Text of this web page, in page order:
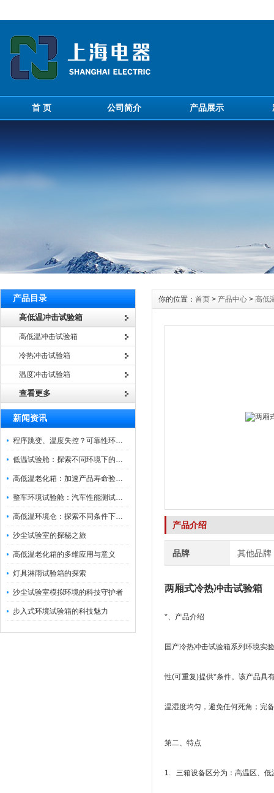
首 页 公司简介 产品展示
产品目录
高低温冲击试验箱
高低温冲击试验箱
冷热冲击试验箱
温度冲击试验箱
查看更多
新闻资讯
程序跳变、温度失控？可靠性环境试验箱控制系统故障处理
低温试验舱：探索不同环境下的科技边界
高低温老化箱：加速产品寿命验证的可靠伙伴
整车环境试验舱：汽车性能测试的设备
高低温环境仓：探索不同条件下的科学奥秘
沙尘试验室的探秘之旅
高低温老化箱的多维应用与意义
灯具淋雨试验箱的探索
沙尘试验室模拟环境的科技守护者
步入式环境试验箱的科技魅力
你的位置： 首页 > 产品中心 > 高低
产品介绍
品牌 其他品牌
两厢式冷热冲击试验箱
*、产品介绍
国产冷热冲击试验箱系列环境实
性(可重复)提供*条件。该产品具
温湿度均匀，避免任何死角；完
第二、特点
1. 三箱设备区分为：高温区、低